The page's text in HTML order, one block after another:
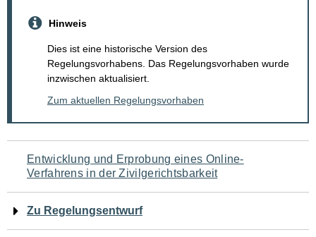
Hinweis
Dies ist eine historische Version des
Regelungsvorhabens. Das Regelungsvorhaben wurde
inzwischen aktualisiert.
Zum aktuellen Regelungsvorhaben
Navigation
für
den
Entwicklung und Erprobung eines Online-
Verfahrens in der Zivilgerichtsbarkeit
Zu Regelungsentwurf